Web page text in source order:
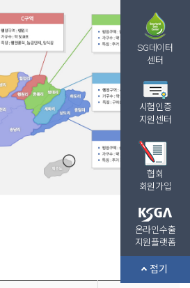
SG데이터
센터
시험인증
지원센터
협회
회원가입
온라인수출
지원플랫폼
접기